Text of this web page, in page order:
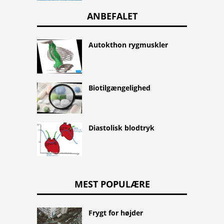
ANBEFALET
Autokthon rygmuskler
Biotilgængelighed
Diastolisk blodtryk
MEST POPULÆRE
Frygt for højder